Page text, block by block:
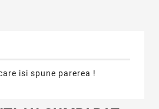
isi spune parerea !